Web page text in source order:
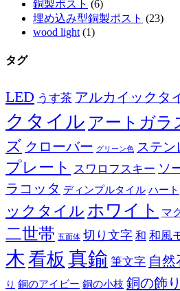
銅製ポスト (6)
埋め込み型銅製ポスト (23)
wood light (1)
タグ
LED うす茶 アルカイックタ
クタイル アートガラ
ズ クローバー グリーン色 ステン
プレート スワロフスキー ソ
ラコッタ ディンプルタイル ハート
ックタイル ホワイト マ
二世帯 五面体 切り文字 和 和風
木看板 真鍮 筆文字 自然
り 銅のアイビー 銅の小枝 銅の飾り